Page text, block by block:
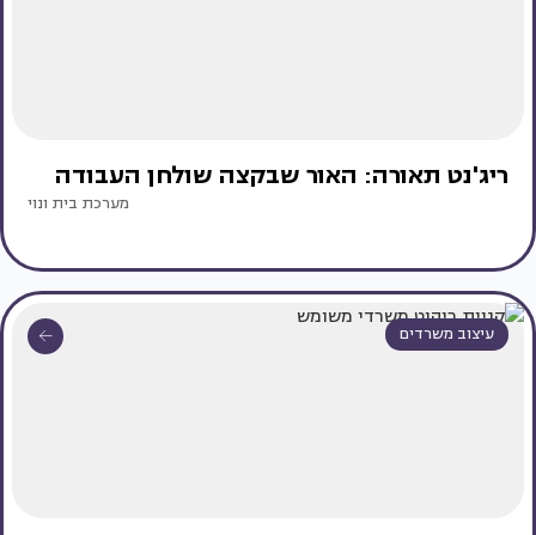
ריג'נט תאורה: האור שבקצה שולחן העבודה
מערכת בית ונוי
עיצוב משרדים